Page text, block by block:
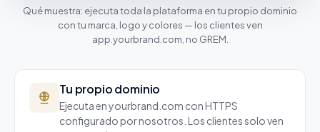
Qué muestra: ejecuta toda la plataforma en tu propio dominio
con tu marca, logo y colores — los clientes ven
app.yourbrand.com, no GREM.
Tu propio dominio
Ejecuta en yourbrand.com con HTTPS
configurado por nosotros. Los clientes solo ven